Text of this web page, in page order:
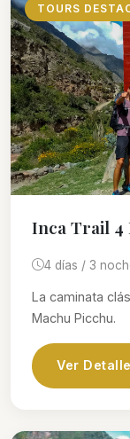
TOURS
Inca Trail 4
4 días / 3
La caminata
Machu Picchu.
Ver Detalle